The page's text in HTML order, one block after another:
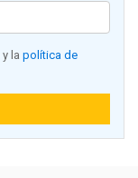
y la política de